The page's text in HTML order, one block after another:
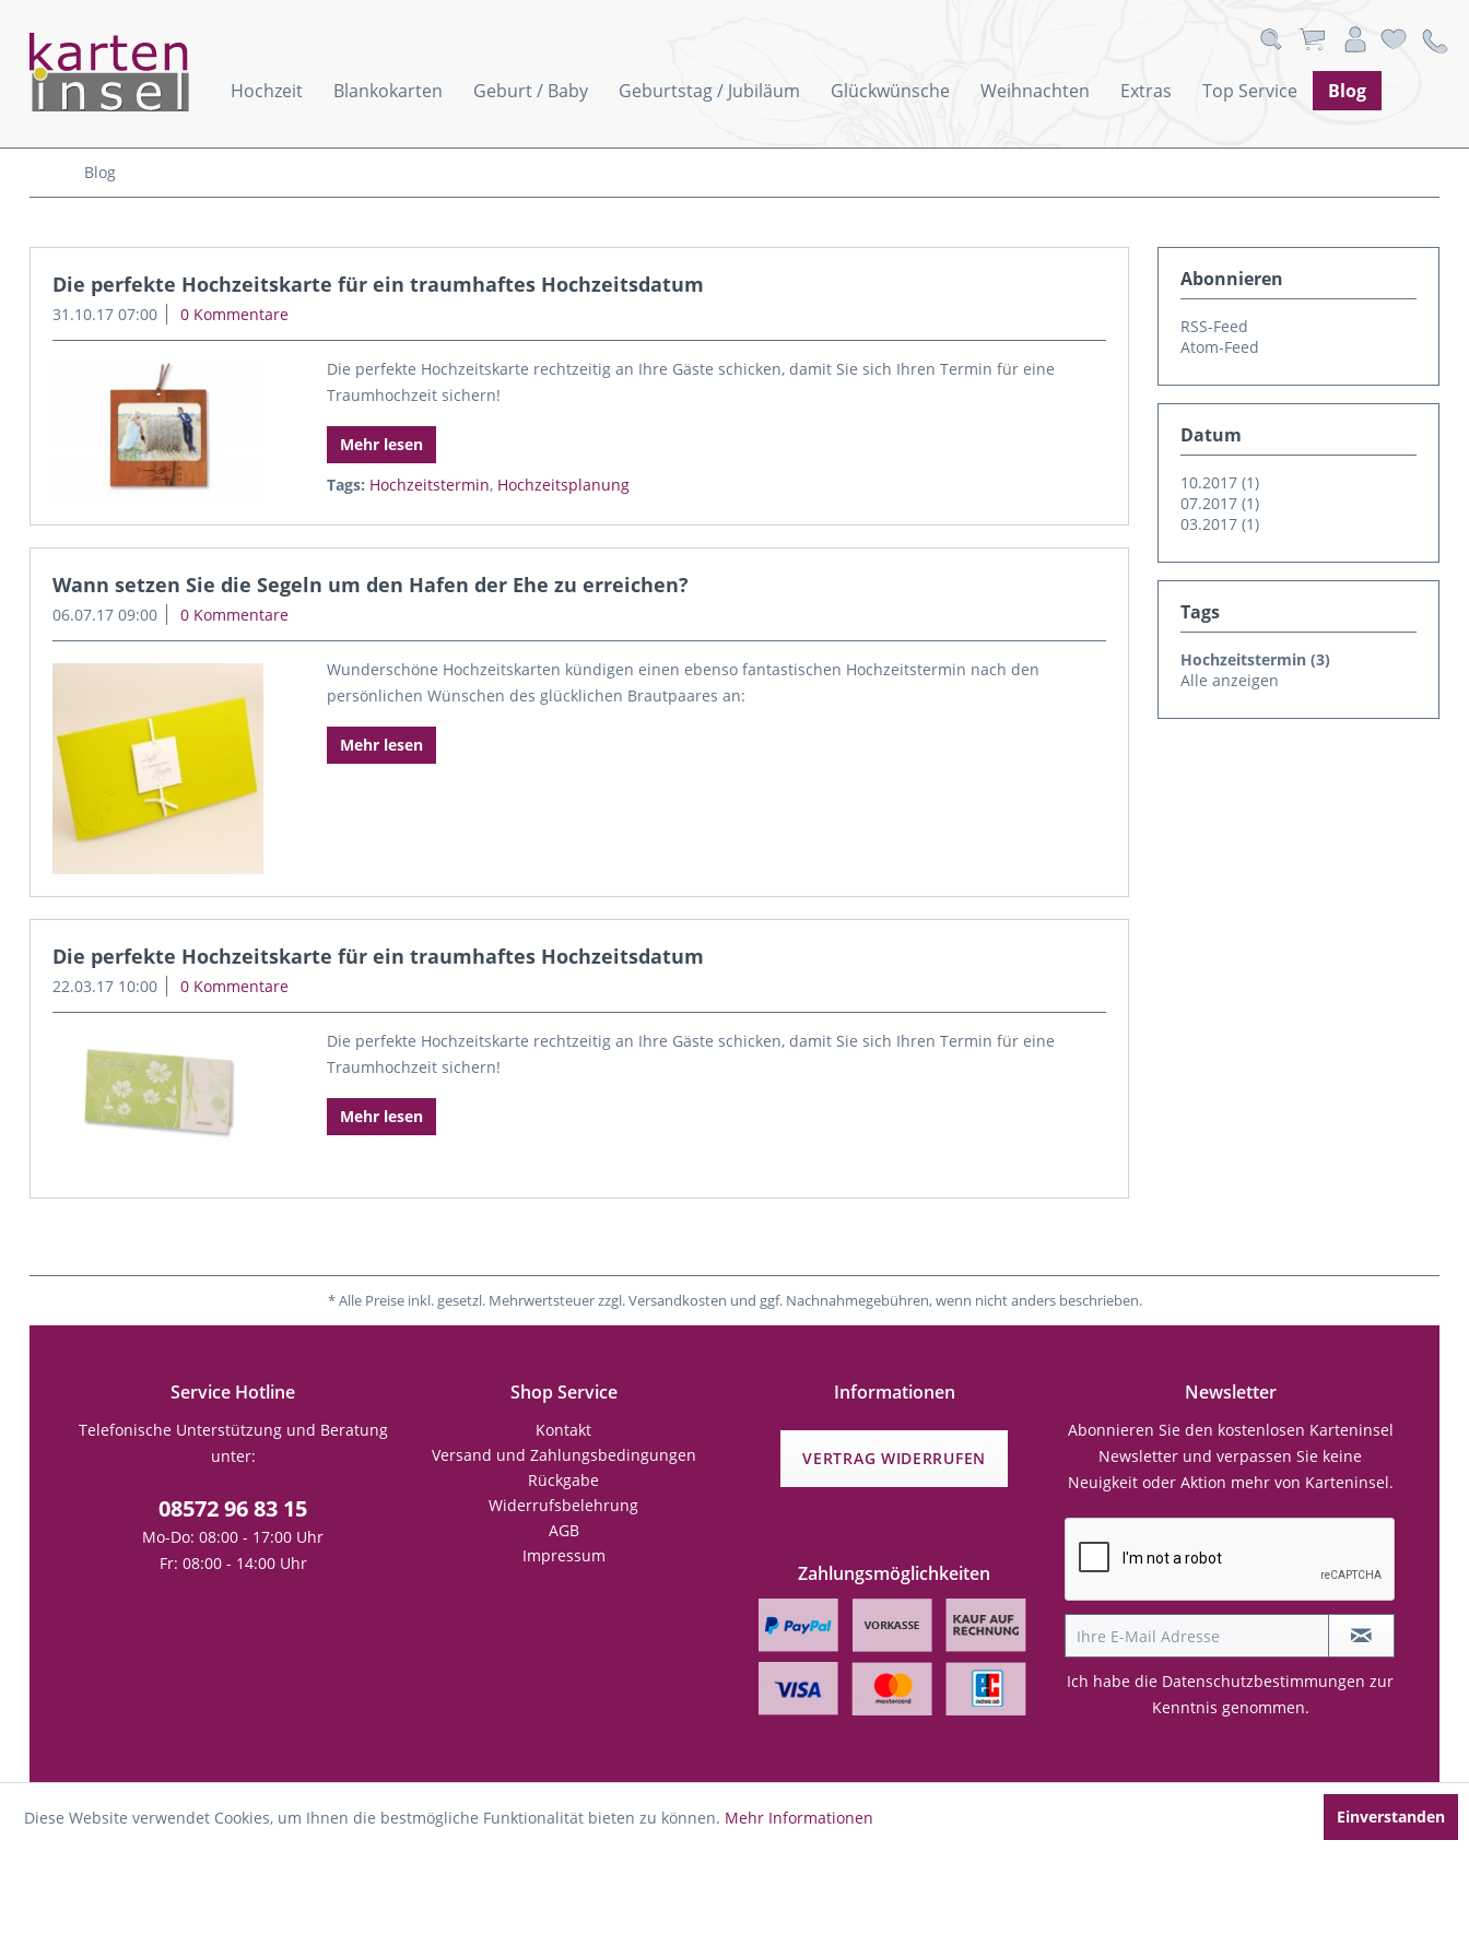
Hochzeit Blankokarten Geburt / Baby Geburtstag / Jubiläum Glückwünsche Weihnachten Extras Top Service Blog
Blog
Abonnieren
RSS-Feed
Atom-Feed
Datum
10.2017 (1)
07.2017 (1)
03.2017 (1)
Tags
Hochzeitstermin (3)
Alle anzeigen
Die perfekte Hochzeitskarte für ein traumhaftes Hochzeitsdatum
31.10.17 07:00 0 Kommentare
Die perfekte Hochzeitskarte rechtzeitig an Ihre Gäste schicken, damit Sie sich Ihren Termin für eine
Traumhochzeit sichern!
Mehr lesen
Tags: Hochzeitstermin, Hochzeitsplanung
Wann setzen Sie die Segeln um den Hafen der Ehe zu erreichen?
06.07.17 09:00 0 Kommentare
Wunderschöne Hochzeitskarten kündigen einen ebenso fantastischen Hochzeitstermin nach den
persönlichen Wünschen des glücklichen Brautpaares an:
Mehr lesen
Die perfekte Hochzeitskarte für ein traumhaftes Hochzeitsdatum
22.03.17 10:00 0 Kommentare
Die perfekte Hochzeitskarte rechtzeitig an Ihre Gäste schicken, damit Sie sich Ihren Termin für eine
Traumhochzeit sichern!
Mehr lesen
* Alle Preise inkl. gesetzl. Mehrwertsteuer zzgl. Versandkosten und ggf. Nachnahmegebühren, wenn nicht anders beschrieben.
Service Hotline
Telefonische Unterstützung und Beratung
unter:
08572 96 83 15
Mo-Do: 08:00 - 17:00 Uhr
Fr: 08:00 - 14:00 Uhr
Shop Service
Kontakt
Versand und Zahlungsbedingungen
Rückgabe
Widerrufsbelehrung
AGB
Impressum
Informationen
VERTRAG WIDERRUFEN
Zahlungsmöglichkeiten
Newsletter
Abonnieren Sie den kostenlosen Karteninsel
Newsletter und verpassen Sie keine
Neuigkeit oder Aktion mehr von Karteninsel.
Ich habe die Datenschutzbestimmungen zur
Kenntnis genommen.
Diese Website verwendet Cookies, um Ihnen die bestmögliche Funktionalität bieten zu können. Mehr Informationen Einverstanden